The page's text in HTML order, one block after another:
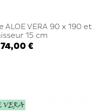
VERA 90 x 190 et
15 cm
€